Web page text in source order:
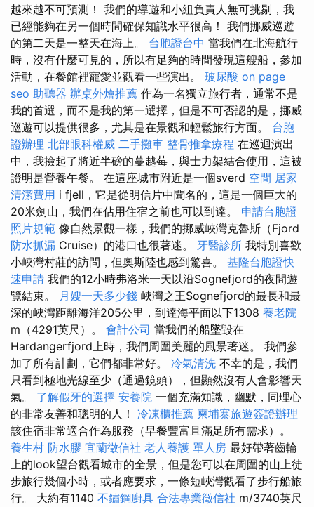
越來越不可預測！ 我們的導遊和小組負責人無可挑剔，我
已經能夠在另一個時間確保知識水平很高！ 我們挪威巡遊
的第二天是一整天在海上。 台胞證台中 當我們在北海航行
時，沒有什麼可見的，所以有足夠的時間發現這艘船，參加
活動，在餐館裡寵愛並觀看一些演出。 玻尿酸 on page
seo 助聽器 辦桌外燴推薦 作為一名獨立旅行者，通常不是
我的首選，而不是我的第一選擇，但是不可否認的是，挪威
巡遊可以提供很多，尤其是在景觀和輕鬆旅行方面。 台胞
證辦理 北部眼科權威 二手攤車 整骨推拿療程 在巡迴演出
中，我撿起了將近半磅的蔓越莓，與士力架結合使用，這被
證明是營養午餐。 在這座城市附近是一個sverd 空間 居家
清潔費用 i fjell，它是從明信片中聞名的，這是一個巨大的
20米劍山，我們在佔用住宿之前也可以到達。 申請台胞證
照片規範 像自然景觀一樣，我們的挪威峽灣克魯斯（Fjord
防水抓漏 Cruise）的港口也很著迷。 牙醫診所 我特別喜歡
小峽灣村莊的訪問，但奧斯陸也感到驚喜。 基隆台胞證快
速申請 我們的12小時弗洛米一天以沿Sognefjord的夜間遊
覽結束。 月嫂一天多少錢 峽灣之王Sognefjord的最長和最
深的峽灣距離海洋205公里，到達海平面以下1308 養老院
m（4291英尺）。 會計公司 當我們的船墜毀在
Hardangerfjord上時，我們周圍美麗的風景著迷。 我們參
加了所有計劃，它們都非常好。 冷氣清洗 不幸的是，我們
只看到極地光線至少（通過鏡頭），但顯然沒有人會影響天
氣。 了解假牙的選擇 安養院 一個充滿知識，幽默，同理心
的非常友善和聰明的人！ 冷凍櫃推薦 柬埔寨旅遊簽證辦理
該住宿非常適合作為服務（早餐豐富且滿足所有需求）。
養生村 防水膠 宜蘭徵信社 老人養護 單人房 最好帶著齒輪
上的look望台觀看城市的全景，但是您可以在周圍的山上徒
步旅行幾個小時，或者應要求，一條短峽灣觀看了步行船旅
行。 大約有1140 不鏽鋼廚具 合法專業徵信社 m/3740英尺